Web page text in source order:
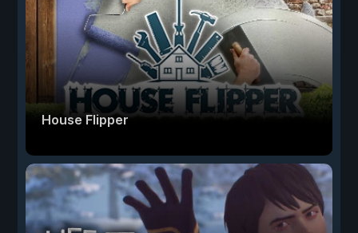
House Flipper